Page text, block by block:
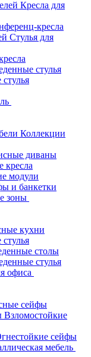
Кресла для
кресла
Стулья для
стулья
Коллекции
диваны
кресла
модули
и банкетки
зоны
кухни
столы
стулья
офиса
сейфы
Взломостойкие
сейфы
мебель